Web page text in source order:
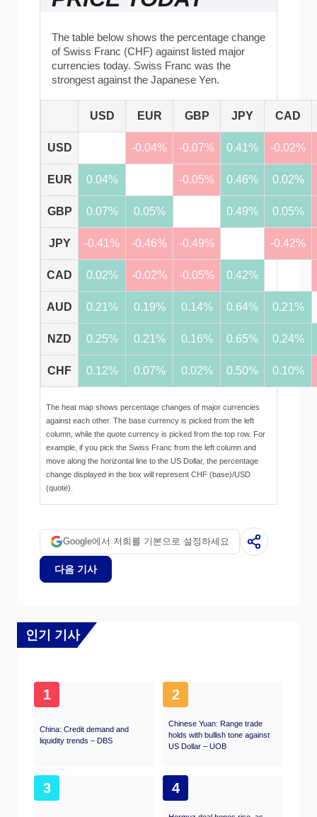
The table below shows the percentage change
of Swiss Franc (CHF) against listed major
currencies today. Swiss Franc was the
strongest against the Japanese Yen.
USD EUR GBP JPY CAD
USD -0.04% -0.07% 0.41% -0.02%
EUR 0.04% -0.05% 0.46% 0.02%
GBP 0.07% 0.05% 0.49% 0.05%
JPY -0.41% -0.46% -0.49% -0.42%
CAD 0.02% -0.02% -0.05% 0.42%
AUD 0.21% 0.19% 0.14% 0.64% 0.21%
NZD 0.25% 0.21% 0.16% 0.65% 0.24%
CHF 0.12% 0.07% 0.02% 0.50% 0.10%
The heat map shows percentage changes of major currencies
against each other. The base currency is picked from the left
column, while the quote currency is picked from the top row. For
example, if you pick the Swiss Franc from the left column and
move along the horizontal line to the US Dollar, the percentage
change displayed in the box will represent CHF (base)/USD
(quote).
Google에서 저희를 기본으로 설정하세요
다음 기사
인기 기사
1
China: Credit demand and
liquidity trends – DBS
2
Chinese Yuan: Range trade
holds with bullish tone against
US Dollar – UOB
3 4